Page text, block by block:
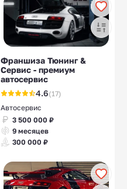
Франшиза Тюнинг &
Сервис - премиум
автосервис
4.6(17)
Автосервис
3 500 000 ₽
9 месяцев
300 000 ₽